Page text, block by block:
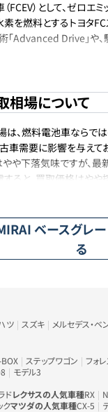
）として、ゼロエ
素を燃料とするトヨタ
「Advanced Drive」や
相場について
場は、燃料電池車なら
車需要に影響を与えて
やや下落気味ですが、
ると、買取価格はやや
後も一定の中古需要が
ベースグレー
る
ツ スズキ メルセデス・ベ
ステップワゴン フォ
モデル3
ドレクサスの人気車種RX
クマツダの人気車種CX-5